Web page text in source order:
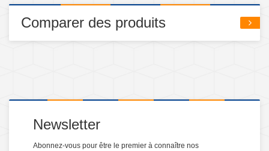
Comparer des produits
Newsletter
Abonnez-vous pour être le premier à connaître nos